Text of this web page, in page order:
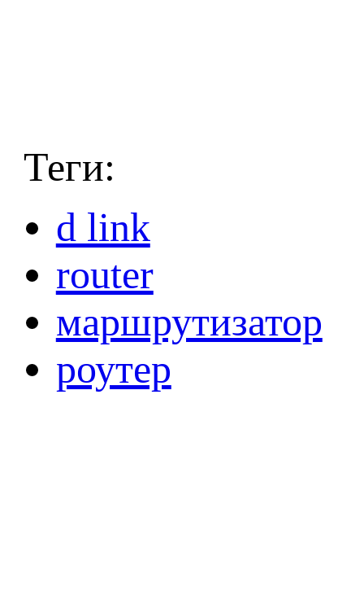
Теги:
d link
router
маршрутизатор
роутер